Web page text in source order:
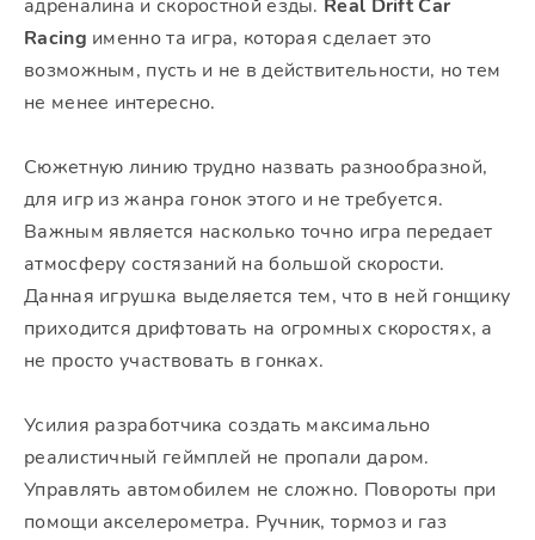
адреналина и скоростной езды. Real Drift Car
Racing именно та игра, которая сделает это
возможным, пусть и не в действительности, но тем
не менее интересно.
Сюжетную линию трудно назвать разнообразной,
для игр из жанра гонок этого и не требуется.
Важным является насколько точно игра передает
атмосферу состязаний на большой скорости.
Данная игрушка выделяется тем, что в ней гонщику
приходится дрифтовать на огромных скоростях, а
не просто участвовать в гонках.
Усилия разработчика создать максимально
реалистичный геймплей не пропали даром.
Управлять автомобилем не сложно. Повороты при
помощи акселерометра. Ручник, тормоз и газ